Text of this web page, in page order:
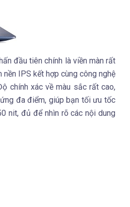
đầu tiên chính là viền màn rất
IPS kết hợp cùng công nghệ
chính xác về màu sắc rất cao,
đa điểm, giúp bạn tối ưu tốc
nit, đủ để nhìn rõ các nội dung